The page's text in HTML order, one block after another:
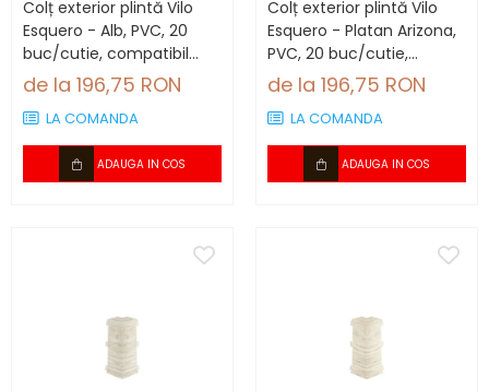
Colț exterior plintă Vilo
Esquero - Alb, PVC, 20
buc/cutie, compatibil
plintă 66.6 mm
de la 196,75 RON
LA COMANDA
ADAUGA IN COS
Colț exterior plintă Vilo
Esquero - Platan Arizona,
PVC, 20 buc/cutie,
compatibil plintă 66.6
de la 196,75 RON
LA COMANDA
ADAUGA IN COS